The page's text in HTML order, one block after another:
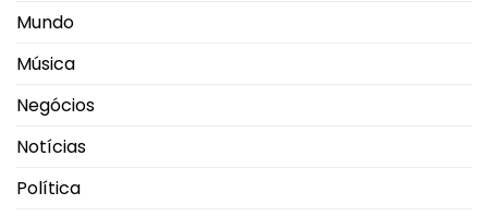
Mundo
Música
Negócios
Notícias
Política